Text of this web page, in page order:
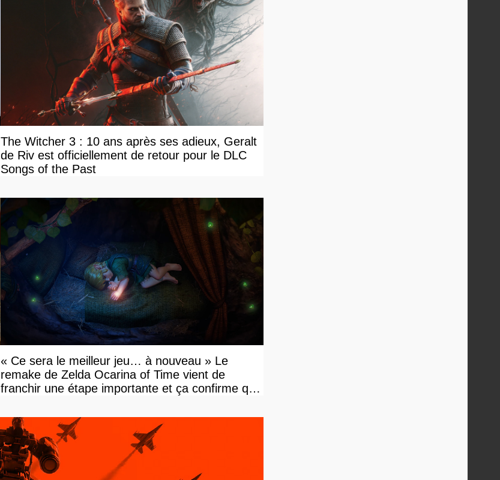
The Witcher 3 : 10 ans après ses adieux, Geralt
de Riv est officiellement de retour pour le DLC
Songs of the Past
« Ce sera le meilleur jeu… à nouveau » Le
remake de Zelda Ocarina of Time vient de
franchir une étape importante et ça confirme que